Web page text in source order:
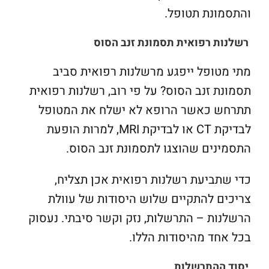
והתסמונת תטופל.
רשלנות רפואית תסמונת זנב הסוס
מתי מטופל ייפגע מרשלנות רפואית סביב
תסמונת זנב הסוס? על פי רוב, רשלנות רפואית
תתרחש כאשר הרופא לא ישלח את המטופל
לבדיקתCT או לבדיקת MRI, למרות הופעת
התסמינים שהוצגו לתסמונת זנב הסוס.
כדי שתביעת רשלנות רפואית אכן תצליח,
צריכים להתקיים שלוש היסודות של עוולת
הרשלנות – התרשלות, נזק וקשר סיבתי. נעסוק
בכל אחד מהיסודות הללו.